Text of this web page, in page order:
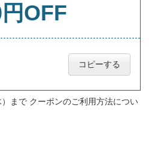
OFF
コピーする
まで クーポンのご利用方法につい